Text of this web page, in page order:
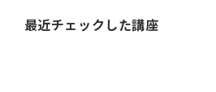
最近チェックした講座